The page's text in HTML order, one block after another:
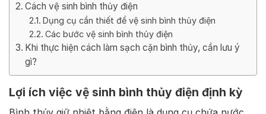
Cách vệ sinh bình thủy điện
Dụng cụ cần thiết để vệ sinh bình thủy điện
Các bước vệ sinh bình thủy điện
Khi thực hiện cách làm sạch cặn bình thủy, cần lưu ý
gì?
Lợi ích việc vệ sinh bình thủy điện định kỳ